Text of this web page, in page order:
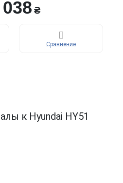
038₴
Сравнение
к Hyundai HY51